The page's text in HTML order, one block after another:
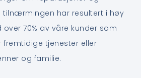
tilnærmingen har resultert i høy
70% av våre kunder som
fremtidige tjenester eller
og familie.